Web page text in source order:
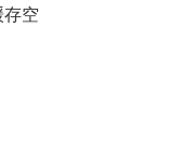
空